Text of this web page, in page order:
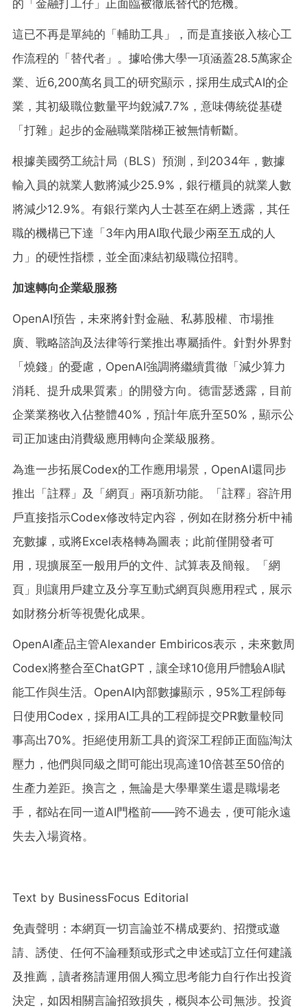
的「金融打工仔」正面臨被徹底替代的危機。
這已不再是單純的「輔助工具」，而是直接嵌入核心工
作流程的「替代者」。據哈佛大學一項涵蓋28.5萬家企
業、近6,200萬名員工的研究顯示，採用生成式AI的企
業，其初級職位數量平均銳減7.7%，意味傳統從基礎
「打雜」起步的金融職業階梯正被無情斬斷。
根據美國勞工統計局（BLS）預測，到2034年，數據
輸入員的就業人數將減少25.9%，銀行櫃員的就業人數
將減少12.9%。有銀行業內人士甚至在網上透露，其任
職的機構已下達「3年內用AI取代最少兩至五成的人
力」的硬性指標，並全面凍結初級職位招聘。
加速轉向企業級服務
OpenAI預告，未來將針對金融、私募股權、市場推
廣、戰略諮詢及法律等行業推出專屬插件。針對外界對
「燒錢」的憂慮，OpenAI強調將繼續貫徹「減少算力
消耗、提升成果質素」的開發方向。德雷瑟透露，目前
企業業務收入佔整體40%，預計年底升至50%，顯示公
司正加速由消費級應用轉向企業級服務。
為進一步拓展Codex的工作應用場景，OpenAI還同步
推出「註釋」及「網頁」兩項新功能。「註釋」容許用
戶直接指示Codex修改特定內容，例如在財務分析中補
充數據，或將Excel表格轉為圖表；此前僅開發者可
用，現擴展至一般用戶的文件、試算表及簡報。「網
頁」則讓用戶建立及分享互動式網頁與應用程式，展示
如財務分析等視覺化成果。
OpenAI產品主管Alexander Embiricos表示，未來數周
Codex將整合至ChatGPT，讓全球10億用戶體驗AI賦
能工作與生活。OpenAI內部數據顯示，95%工程師每
日使用Codex，採用AI工具的工程師提交PR數量較同
事高出70%。拒絕使用新工具的資深工程師正面臨淘汰
壓力，他們與同級之間可能出現高達10倍甚至50倍的
生產力差距。換言之，無論是大學畢業生還是職場老
手，都站在同一道AI門檻前——跨不過去，便可能永遠
失去入場資格。
Text by BusinessFocus Editorial
免責聲明：本網頁一切言論並不構成要約、招攬或邀
請、誘使、任何不論種類或形式之申述或訂立任何建議
及推薦，讀者務請運用個人獨立思考能力自行作出投資
決定，如因相關言論招致損失，概與本公司無涉。投資